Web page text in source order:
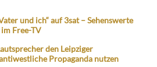
und ich“ auf 3sat – Sehenswerte
Free-TV
den Leipziger
Propaganda nutzen